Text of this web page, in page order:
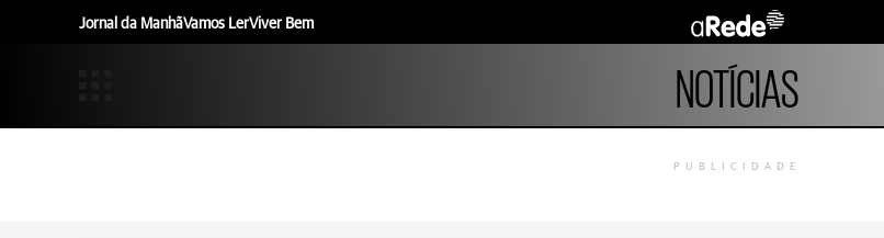
Jornal da ManhãVamos LerViver Bem
NOTÍCIAS
PUBLICIDADE